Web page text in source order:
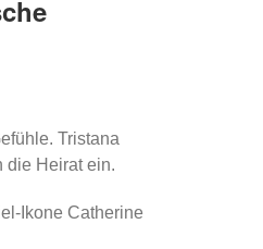
Tristana
die Heirat ein.
Ikone Catherine